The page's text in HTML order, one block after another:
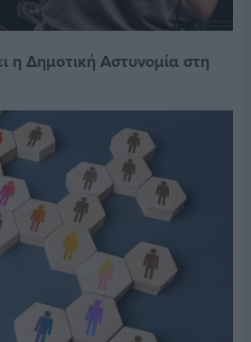
η Δημοτική Αστυνομία στη